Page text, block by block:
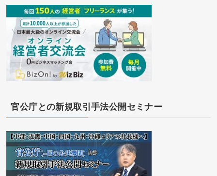
官公庁との新規取引手法公開セミナー